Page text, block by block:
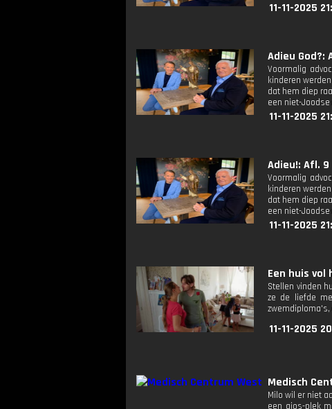
11-11-2025
Adieu God?:
Voormalig
kinderen
dat hem diep
een niet-
11-11-2025
Adieu!: Afl. 9
Voormalig
kinderen
dat hem diep
een niet-
11-11-2025
Een huis vol
Stellen vinden
ze de liefde
zwemdiploma's,
11-11-2025
Medisch
Milo wil er niet
een aios-plek